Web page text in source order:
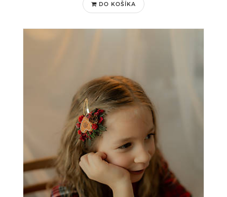
DO KOŠÍKA